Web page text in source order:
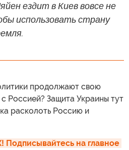
ездит в Киев вовсе не
использовать страну
продолжают свою
Россией? Защита Украины тут
расколоть Россию и
Подписывайтесь на главное